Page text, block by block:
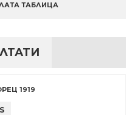
ТАБЛИЦА
1919